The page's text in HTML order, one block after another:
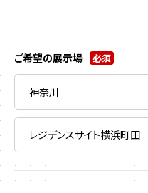
ご希望の展示場 必須